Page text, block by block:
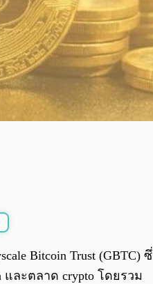
Bitcoin Trust
ละตลาด crypto โดยรวม